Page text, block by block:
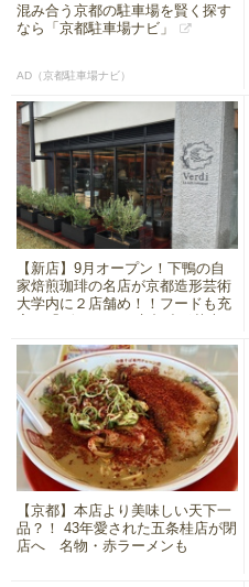
混み合う京都の駐車場を賢く探す
なら「京都駐車場ナビ」
AD（京都駐車場ナビ）
【新店】9月オープン！下鴨の自
家焙煎珈琲の名店が京都造形芸術
大学内に２店舗め！！フードも充
【京都】本店より美味しい天下一
品？！ 43年愛された五条桂店が閉
店へ 名物・赤ラーメンも